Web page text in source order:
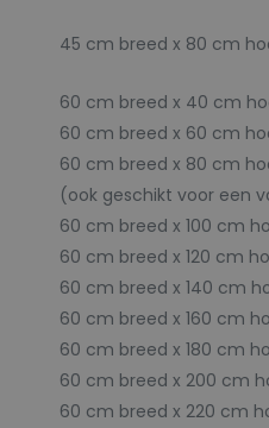
45 cm breed x 80 cm
60 cm breed x 40 cm
60 cm breed x 60 cm
60 cm breed x 80 cm
(ook geschikt voor een
60 cm breed x 100 cm
60 cm breed x 120 cm
60 cm breed x 140 cm
60 cm breed x 160 cm
60 cm breed x 180 cm
60 cm breed x 200 cm
60 cm breed x 220 cm